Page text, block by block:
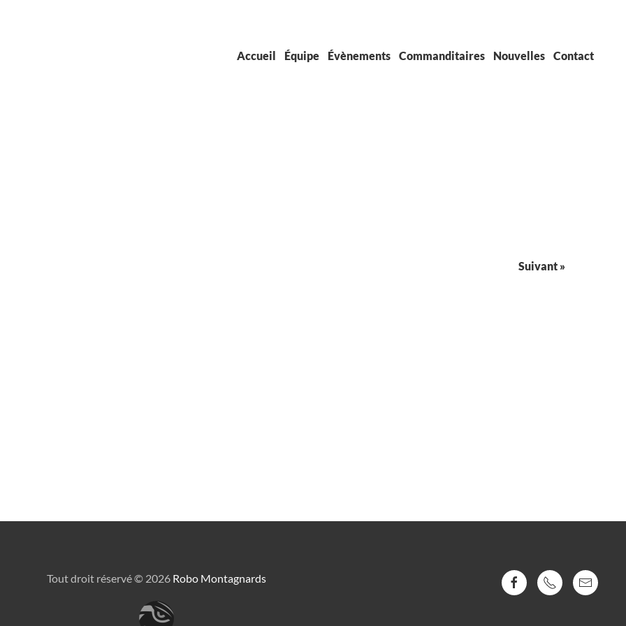
Accueil
Équipe Évènements Commanditaires Nouvelles Contact
Suivant »
Tout droit réservé © 2026 Robo Montagnards